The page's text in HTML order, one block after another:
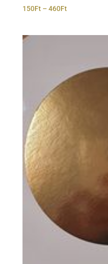
150Ft – 460FtÁrtartomány: